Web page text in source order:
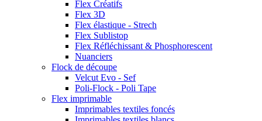
Flex Créatifs
Flex 3D
Flex élastique - Strech
Flex Sublistop
Flex Réfléchissant & Phosphorescent
Nuanciers
Flock de découpe
Velcut Evo - Sef
Poli-Flock - Poli Tape
Flex imprimable
Imprimables textiles foncés